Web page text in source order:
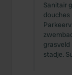
Sanitair
grasveld
stadje.